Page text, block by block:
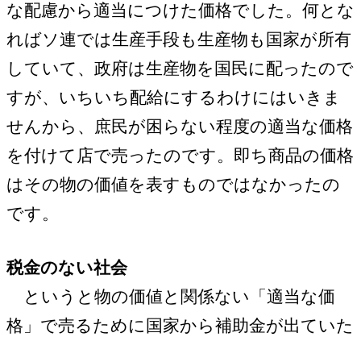
な配慮から適当につけた価格でした。何とな
ればソ連では生産手段も生産物も国家が所有
していて、政府は生産物を国民に配ったので
すが、いちいち配給にするわけにはいきま
せんから、庶民が困らない程度の適当な価格
を付けて店で売ったのです。即ち商品の価格
はその物の価値を表すものではなかったの
です。
税金のない社会
というと物の価値と関係ない「適当な価
格」で売るために国家から補助金が出ていた